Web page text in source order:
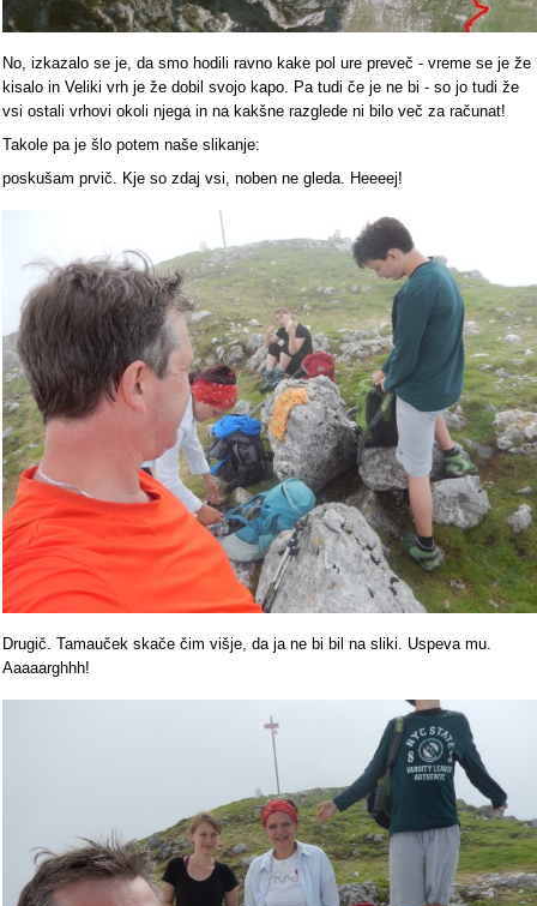
No, izkazalo se je, da smo hodili ravno kake pol ure preveč - vreme se je že
kisalo in Veliki vrh je že dobil svojo kapo. Pa tudi če je ne bi - so jo tudi že
vsi ostali vrhovi okoli njega in na kakšne razglede ni bilo več za računat!
Takole pa je šlo potem naše slikanje:
poskušam prvič. Kje so zdaj vsi, noben ne gleda. Heeeej!
Drugič. Tamauček skače čim višje, da ja ne bi bil na sliki. Uspeva mu.
Aaaaarghhh!